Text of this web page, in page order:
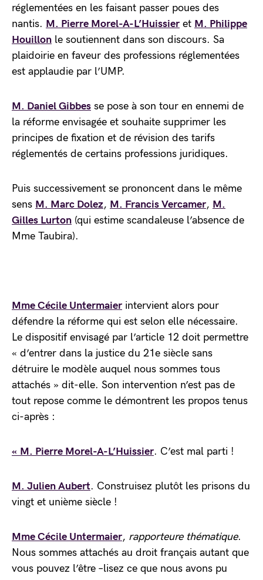
réglementées en les faisant passer poues des
nantis. M. Pierre Morel-A-L’Huissieret M. Philippe
Houillon le soutiennent dans son discours. Sa
plaidoirie en faveur des professions réglementées
est applaudie par l’UMP.
M. Daniel Gibbes se pose à son tour en ennemi de
la réforme envisagée et souhaite supprimer les
principes de fixation et de révision des tarifs
réglementés de certains professions juridiques.
Puis successivement se prononcent dans le même
sens M. Marc Dolez, M. Francis Vercamer, M.
Gilles Lurton (qui estime scandaleuse l’absence de
Mme Taubira).
Mme Cécile Untermaierintervient alors pour
défendre la réforme qui est selon elle nécessaire.
Le dispositif envisagé par l’article 12 doit permettre
« d’entrer dans la justice du 21e siècle sans
détruire le modèle auquel nous sommes tous
attachés » dit-elle. Son intervention n’est pas de
tout repose comme le démontrent les propos tenus
ci-après :
« M. Pierre Morel-A-L’Huissier. C’est mal parti !
M. Julien Aubert. Construisez plutôt les prisons du
vingt et unième siècle !
Mme Cécile Untermaier, rapporteure thématique.
Nous sommes attachés au droit français autant que
vous pouvez l’être –lisez ce que nous avons pu